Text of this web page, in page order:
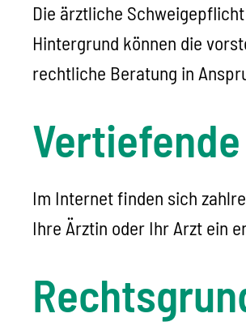
Die ärztliche
Hintergrund können die
rechtliche Beratung in
Im Internet finden sich
Ihre Ärztin oder Ihr Arzt ein